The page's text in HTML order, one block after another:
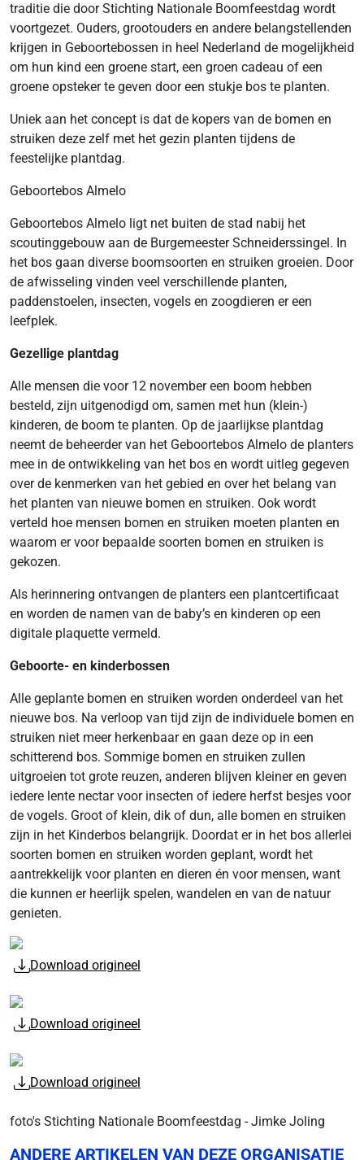
traditie die door Stichting Nationale Boomfeestdag wordt
voortgezet. Ouders, grootouders en andere belangstellenden
krijgen in Geboortebossen in heel Nederland de mogelijkheid
om hun kind een groene start, een groen cadeau of een
groene opsteker te geven door een stukje bos te planten.
Uniek aan het concept is dat de kopers van de bomen en
struiken deze zelf met het gezin planten tijdens de
feestelijke plantdag.
Geboortebos Almelo
Geboortebos Almelo ligt net buiten de stad nabij het
scoutinggebouw aan de Burgemeester Schneiderssingel. In
het bos gaan diverse boomsoorten en struiken groeien. Door
de afwisseling vinden veel verschillende planten,
paddenstoelen, insecten, vogels en zoogdieren er een
leefplek.
Gezellige plantdag
Alle mensen die voor 12 november een boom hebben
besteld, zijn uitgenodigd om, samen met hun (klein-)
kinderen, de boom te planten. Op de jaarlijkse plantdag
neemt de beheerder van het Geboortebos Almelo de planters
mee in de ontwikkeling van het bos en wordt uitleg gegeven
over de kenmerken van het gebied en over het belang van
het planten van nieuwe bomen en struiken. Ook wordt
verteld hoe mensen bomen en struiken moeten planten en
waarom er voor bepaalde soorten bomen en struiken is
gekozen.
Als herinnering ontvangen de planters een plantcertificaat
en worden de namen van de baby’s en kinderen op een
digitale plaquette vermeld.
Geboorte- en kinderbossen
Alle geplante bomen en struiken worden onderdeel van het
nieuwe bos. Na verloop van tijd zijn de individuele bomen en
struiken niet meer herkenbaar en gaan deze op in een
schitterend bos. Sommige bomen en struiken zullen
uitgroeien tot grote reuzen, anderen blijven kleiner en geven
iedere lente nectar voor insecten of iedere herfst besjes voor
de vogels. Groot of klein, dik of dun, alle bomen en struiken
zijn in het Kinderbos belangrijk. Doordat er in het bos allerlei
soorten bomen en struiken worden geplant, wordt het
aantrekkelijk voor planten en dieren én voor mensen, want
die kunnen er heerlijk spelen, wandelen en van de natuur
genieten.
Download origineel
Download origineel
Download origineel
foto's Stichting Nationale Boomfeestdag - Jimke Joling
ANDERE ARTIKELEN VAN DEZE ORGANISATIE